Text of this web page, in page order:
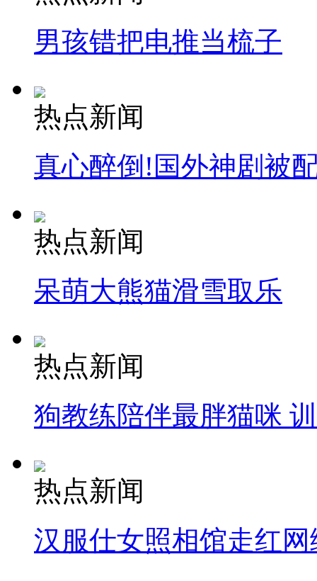
男孩错把电推当梳子
热点新闻
真心醉倒!国外神剧被
热点新闻
呆萌大熊猫滑雪取乐
热点新闻
狗教练陪伴最胖猫咪
热点新闻
汉服仕女照相馆走红网